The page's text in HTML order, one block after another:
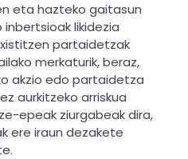
eta hazteko gaitasun
likidezia
partaidetzak
merkaturik, beraz,
akzio edo partaidetza
aurkitzeko arriskua
epeak ziurgabeak dira,
ere iraun dezakete